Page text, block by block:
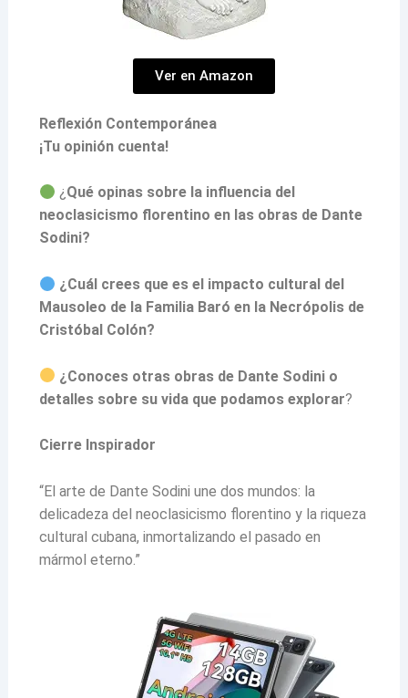
Ver en Amazon
Reflexión Contemporánea
¡Tu opinión cuenta!
¿ Qué opinas sobre la influencia del
neoclasicismo florentino en las obras de Dante
Sodini?
¿Cuál crees que es el impacto cultural del
Mausoleo de la Familia Baró en la Necrópolis de
Cristóbal Colón?
¿Conoces otras obras de Dante Sodini o
detalles sobre su vida que podamos explorar?
Cierre Inspirador
“El arte de Dante Sodini une dos mundos: la
delicadeza del neoclasicismo florentino y la riqueza
cultural cubana, inmortalizando el pasado en
mármol eterno.”